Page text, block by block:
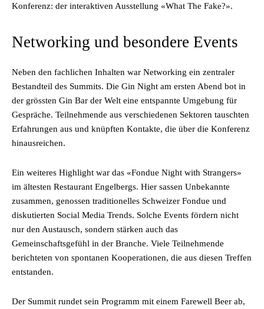
Konferenz: der interaktiven Ausstellung «What The Fake?».
Networking und besondere Events
Neben den fachlichen Inhalten war Networking ein zentraler
Bestandteil des Summits. Die Gin Night am ersten Abend bot in
der grössten Gin Bar der Welt eine entspannte Umgebung für
Gespräche. Teilnehmende aus verschiedenen Sektoren tauschten
Erfahrungen aus und knüpften Kontakte, die über die Konferenz
hinausreichen.
Ein weiteres Highlight war das «Fondue Night with Strangers»
im ältesten Restaurant Engelbergs. Hier sassen Unbekannte
zusammen, genossen traditionelles Schweizer Fondue und
diskutierten Social Media Trends. Solche Events fördern nicht
nur den Austausch, sondern stärken auch das
Gemeinschaftsgefühl in der Branche. Viele Teilnehmende
berichteten von spontanen Kooperationen, die aus diesen Treffen
entstanden.
Der Summit rundet sein Programm mit einem Farewell Beer ab,